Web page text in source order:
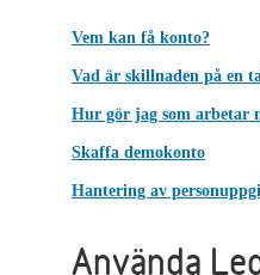
Vem kan få konto?
Vad är skillnaden på en
Hur gör jag som arbetar
Skaffa demokonto
Hantering av
Använda